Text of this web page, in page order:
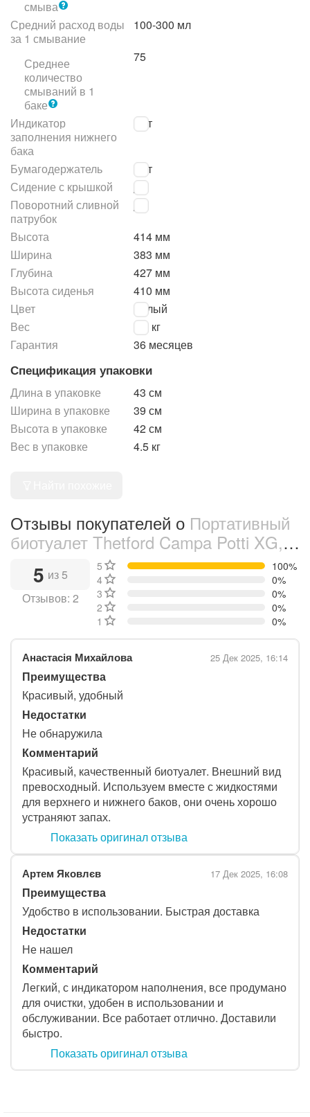
смыва
Средний расход воды
за 1 смывание
100-300 мл
Среднее
количество
смываний в 1
баке
75
Индикатор
заполнения нижнего
бака
Нет
Бумагодержатель
Нет
Сидение с крышкой
Да
Поворотний сливной
патрубок
Да
Высота
414 мм
Ширина
383 мм
Глубина
427 мм
Высота сиденья
410 мм
Цвет
Белый
Вес
3.9 кг
Гарантия
36 месяцев
Спецификация упаковки
Длина в упаковке
43 см
Ширина в упаковке
39 см
Высота в упаковке
42 см
Вес в упаковке
4.5 кг
Отзывы покупателей о Портативный
биотуалет Thetford Campa Potti XG,
21 л, Белый (8710315024609)
5 из 5
Отзывов: 2
5 звёзд
100%
4 звезды
0%
3 звезды
0%
2 звезды
0%
1 звезда
0%
Анастасія Михайлова 25 Дек 2025, 16:14
Преимущества
Красивый, удобный
Недостатки
Не обнаружила
Комментарий
Красивый, качественный биотуалет. Внешний вид
превосходный. Используем вместе с жидкостями
для верхнего и нижнего баков, они очень хорошо
устраняют запах.
Показать оригинал отзыва
Артем Яковлєв 17 Дек 2025, 16:08
Преимущества
Удобство в использовании. Быстрая доставка
Недостатки
Не нашел
Комментарий
Легкий, с индикатором наполнения, все продумано
для очистки, удобен в использовании и
обслуживании. Все работает отлично. Доставили
быстро.
Показать оригинал отзыва